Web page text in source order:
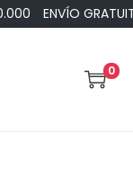
ENVÍO GRATUITO
0